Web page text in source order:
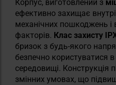
Корпус, виготовлений з
ефективно захищає
механічних пошкоджень і
факторів. Клас захисту
бризок з будь-якого
безпечно користуватися
середовищі. Конструкція
змінних умовах, що